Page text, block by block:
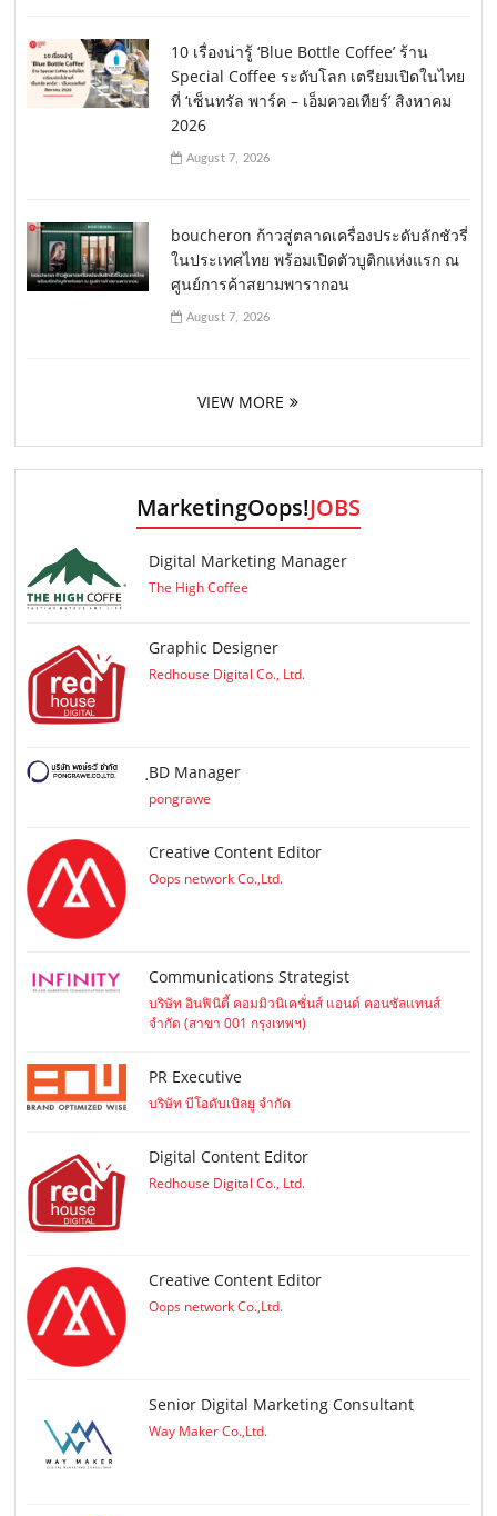
10 เรื่องน่ารู้ ‘Blue Bottle Coffee’ ร้าน
Special Coffee ระดับโลก เตรียมเปิดในไทย
ที่ ‘เซ็นทรัล พาร์ค – เอ็มควอเทียร์’ สิงหาคม
2026
August 7, 2026
boucheron ก้าวสู่ตลาดเครื่องประดับลักชัวรี่
ในประเทศไทย พร้อมเปิดตัวบูติกแห่งแรก ณ
ศูนย์การค้าสยามพารากอน
August 7, 2026
VIEW MORE
MarketingOops!JOBS
Digital Marketing Manager
The High Coffee
Graphic Designer
Redhouse Digital Co., Ltd.
ฺBD Manager
pongrawe
Creative Content Editor
Oops network Co.,Ltd.
Communications Strategist
บริษัท อินฟินิตี้ คอมมิวนิเคชั่นส์ แอนด์ คอนซัลแทนส์
จำกัด (สาขา 001 กรุงเทพฯ)
PR Executive
บริษัท บีโอดับเบิลยู จำกัด
Digital Content Editor
Redhouse Digital Co., Ltd.
Creative Content Editor
Oops network Co.,Ltd.
Senior Digital Marketing Consultant
Way Maker Co.,Ltd.